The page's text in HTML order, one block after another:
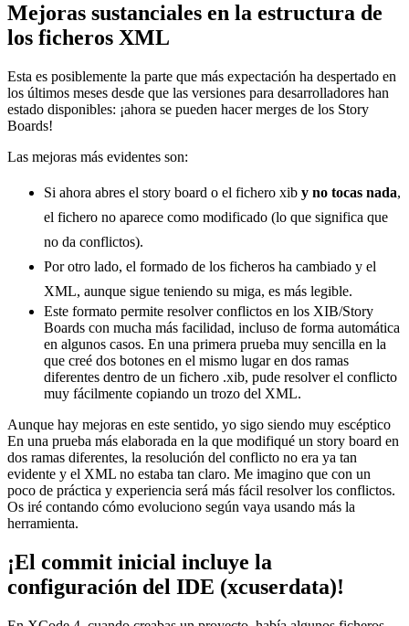
Mejoras sustanciales en la estructura de
los ficheros XML
Esta es posiblemente la parte que más expectación ha despertado en
los últimos meses desde que las versiones para desarrolladores han
estado disponibles: ¡ahora se pueden hacer merges de los Story
Boards!
Las mejoras más evidentes son:
Si ahora abres el story board o el fichero xib y no tocas nada,
el fichero no aparece como modificado (lo que significa que
no da conflictos).
Por otro lado, el formado de los ficheros ha cambiado y el
XML, aunque sigue teniendo su miga, es más legible.
Este formato permite resolver conflictos en los XIB/Story
Boards con mucha más facilidad, incluso de forma automática
en algunos casos. En una primera prueba muy sencilla en la
que creé dos botones en el mismo lugar en dos ramas
diferentes dentro de un fichero .xib, pude resolver el conflicto
muy fácilmente copiando un trozo del XML.
Aunque hay mejoras en este sentido, yo sigo siendo muy escéptico
En una prueba más elaborada en la que modifiqué un story board en
dos ramas diferentes, la resolución del conflicto no era ya tan
evidente y el XML no estaba tan claro. Me imagino que con un
poco de práctica y experiencia será más fácil resolver los conflictos.
Os iré contando cómo evoluciono según vaya usando más la
herramienta.
¡El commit inicial incluye la
configuración del IDE (xcuserdata)!